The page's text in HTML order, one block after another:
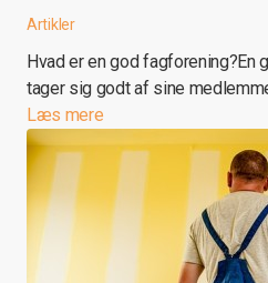
Artikler
Hvad er en god fagforening?En
tager sig godt af sine
Læs mere